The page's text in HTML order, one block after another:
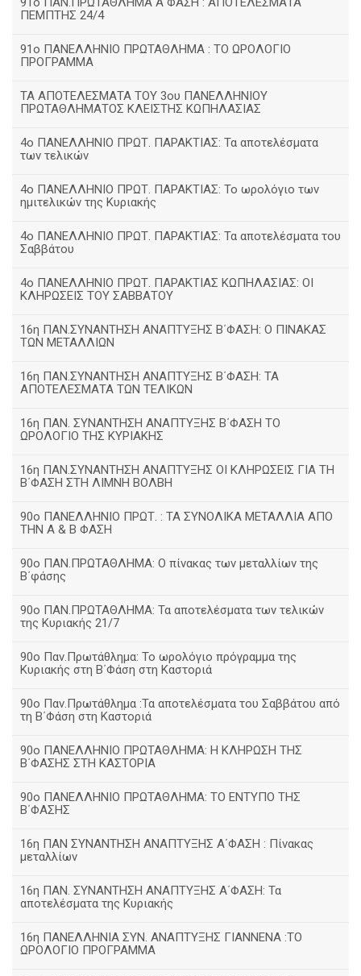
ΠΕΜΠΤΗΣ 24/4
91ο ΠΑΝΕΛΛΗΝΙΟ ΠΡΩΤΑΘΛΗΜΑ : ΤΟ ΩΡΟΛΟΓΙΟ
ΠΡΟΓΡΑΜΜΑ
ΤΑ ΑΠΟΤΕΛΕΣΜΑΤΑ ΤΟΥ 3ου ΠΑΝΕΛΛΗΝΙΟΥ
ΠΡΩΤΑΘΛΗΜΑΤΟΣ ΚΛΕΙΣΤΗΣ ΚΩΠΗΛΑΣΙΑΣ
4ο ΠΑΝΕΛΛΗΝΙΟ ΠΡΩΤ. ΠΑΡΑΚΤΙΑΣ: Τα αποτελέσματα
των τελικών
4ο ΠΑΝΕΛΛΗΝΙΟ ΠΡΩΤ. ΠΑΡΑΚΤΙΑΣ: Το ωρολόγιο των
ημιτελικών της Κυριακής
4ο ΠΑΝΕΛΛΗΝΙΟ ΠΡΩΤ. ΠΑΡΑΚΤΙΑΣ: Τα αποτελέσματα του
Σαββάτου
4ο ΠΑΝΕΛΛΗΝΙΟ ΠΡΩΤ. ΠΑΡΑΚΤΙΑΣ ΚΩΠΗΛΑΣΙΑΣ: ΟΙ
ΚΛΗΡΩΣΕΙΣ ΤΟΥ ΣΑΒΒΑΤΟΥ
16η ΠΑΝ.ΣΥΝΑΝΤΗΣΗ ΑΝΑΠΤΥΞΗΣ Β΄ΦΑΣΗ: Ο ΠΙΝΑΚΑΣ
ΤΩΝ ΜΕΤΑΛΛΙΩΝ
16η ΠΑΝ.ΣΥΝΑΝΤΗΣΗ ΑΝΑΠΤΥΞΗΣ Β΄ΦΑΣΗ: ΤΑ
ΑΠΟΤΕΛΕΣΜΑΤΑ ΤΩΝ ΤΕΛΙΚΩΝ
16η ΠΑΝ. ΣΥΝΑΝΤΗΣΗ ΑΝΑΠΤΥΞΗΣ Β΄ΦΑΣΗ ΤΟ
ΩΡΟΛΟΓΙΟ ΤΗΣ ΚΥΡΙΑΚΗΣ
16η ΠΑΝ.ΣΥΝΑΝΤΗΣΗ ΑΝΑΠΤΥΞΗΣ ΟΙ ΚΛΗΡΩΣΕΙΣ ΓΙΑ ΤΗ
Β΄ΦΑΣΗ ΣΤΗ ΛΙΜΝΗ ΒΟΛΒΗ
90ο ΠΑΝΕΛΛΗΝΙΟ ΠΡΩΤ. : ΤΑ ΣΥΝΟΛΙΚΑ ΜΕΤΑΛΛΙΑ ΑΠΟ
ΤΗΝ Α & Β ΦΑΣΗ
90ο ΠΑΝ.ΠΡΩΤΑΘΛΗΜΑ: Ο πίνακας των μεταλλίων της
Β΄φάσης
90ο ΠΑΝ.ΠΡΩΤΑΘΛΗΜΑ: Τα αποτελέσματα των τελικών
της Κυριακής 21/7
90ο Παν.Πρωτάθλημα: Το ωρολόγιο πρόγραμμα της
Κυριακής στη Β΄Φάση στη Καστοριά
90ο Παν.Πρωτάθλημα :Τα αποτελέσματα του Σαββάτου από
τη Β΄Φάση στη Καστοριά
90ο ΠΑΝΕΛΛΗΝΙΟ ΠΡΩΤΑΘΛΗΜΑ: Η ΚΛΗΡΩΣΗ ΤΗΣ
Β΄ΦΑΣΗΣ ΣΤΗ ΚΑΣΤΟΡΙΑ
90ο ΠΑΝΕΛΛΗΝΙΟ ΠΡΩΤΑΘΛΗΜΑ: ΤΟ ΕΝΤΥΠΟ ΤΗΣ
Β΄ΦΑΣΗΣ
16η ΠΑΝ ΣΥΝΑΝΤΗΣΗ ΑΝΑΠΤΥΞΗΣ Α΄ΦΑΣΗ : Πίνακας
μεταλλίων
16η ΠΑΝ. ΣΥΝΑΝΤΗΣΗ ΑΝΑΠΤΥΞΗΣ Α΄ΦΑΣΗ: Τα
αποτελέσματα της Κυριακής
16η ΠΑΝΕΛΛΗΝΙΑ ΣΥΝ. ΑΝΑΠΤΥΞΗΣ ΓΙΑΝΝΕΝΑ :ΤΟ
ΩΡΟΛΟΓΙΟ ΠΡΟΓΡΑΜΜΑ